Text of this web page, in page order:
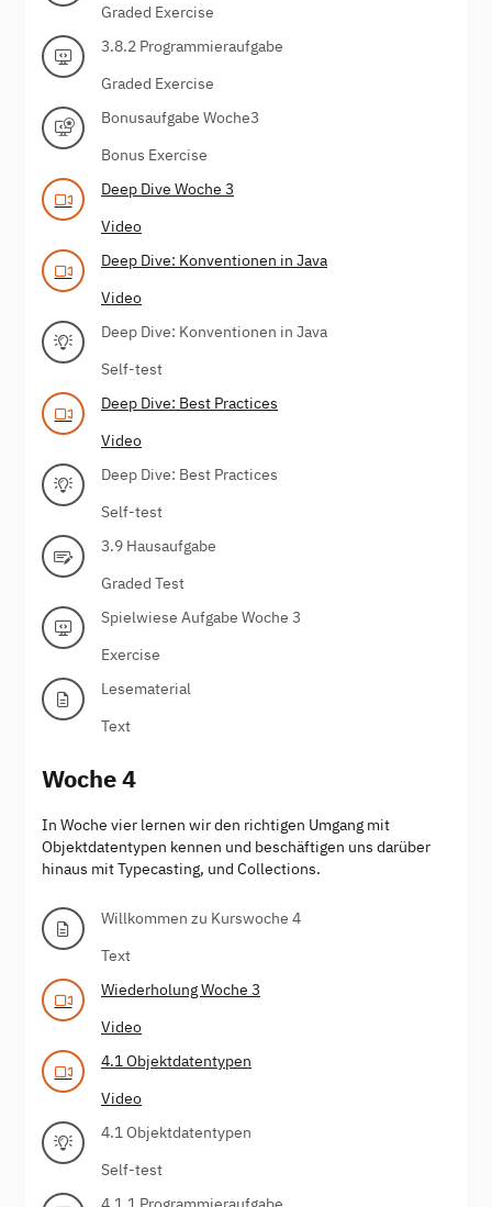
Graded Exercise
3.8.2 Programmieraufgabe
Graded Exercise
Bonusaufgabe Woche3
Bonus Exercise
Deep Dive Woche 3
Video
Deep Dive: Konventionen in Java
Video
Deep Dive: Konventionen in Java
Self-test
Deep Dive: Best Practices
Video
Deep Dive: Best Practices
Self-test
3.9 Hausaufgabe
Graded Test
Spielwiese Aufgabe Woche 3
Exercise
Lesematerial
Text
Woche 4
In Woche vier lernen wir den richtigen Umgang mit
Objektdatentypen kennen und beschäftigen uns darüber
hinaus mit Typecasting, und Collections.
Willkommen zu Kurswoche 4
Text
Wiederholung Woche 3
Video
4.1 Objektdatentypen
Video
4.1 Objektdatentypen
Self-test